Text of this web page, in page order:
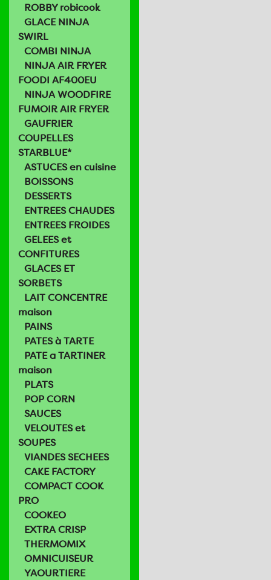
ROBBY robicook
GLACE NINJA
SWIRL
COMBI NINJA
NINJA AIR FRYER
FOODI AF400EU
NINJA WOODFIRE
FUMOIR AIR FRYER
GAUFRIER
COUPELLES
STARBLUE*
ASTUCES en cuisine
BOISSONS
DESSERTS
ENTREES CHAUDES
ENTREES FROIDES
GELEES et
CONFITURES
GLACES ET
SORBETS
LAIT CONCENTRE
maison
PAINS
PATES à TARTE
PATE a TARTINER
maison
PLATS
POP CORN
SAUCES
VELOUTES et
SOUPES
VIANDES SECHEES
CAKE FACTORY
COMPACT COOK
PRO
COOKEO
EXTRA CRISP
THERMOMIX
OMNICUISEUR
YAOURTIERE